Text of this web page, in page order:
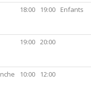
18:00 19:00 Enfants
19:00 20:00
10:00 12:00